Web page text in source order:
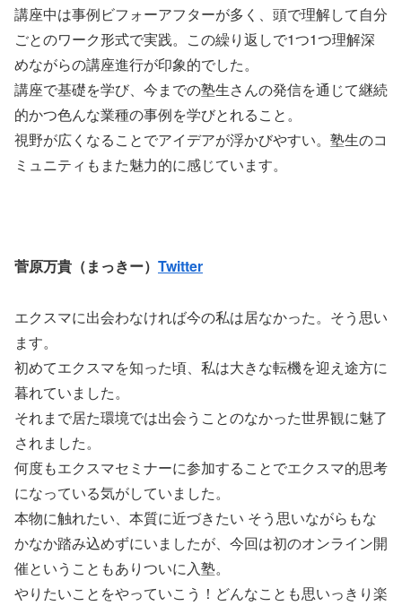
講座中は事例ビフォーアフターが多く、頭で理解して自分
ごとのワーク形式で実践。この繰り返しで1つ1つ理解深
めながらの講座進行が印象的でした。
講座で基礎を学び、今までの塾生さんの発信を通じて継続
的かつ色んな業種の事例を学びとれること。
視野が広くなることでアイデアが浮かびやすい。塾生のコ
ミュニティもまた魅力的に感じています。
菅原万貴（まっきー） Twitter
エクスマに出会わなければ今の私は居なかった。そう思い
ます。
初めてエクスマを知った頃、私は大きな転機を迎え途方に
暮れていました。
それまで居た環境では出会うことのなかった世界観に魅了
されました。
何度もエクスマセミナーに参加することでエクスマ的思考
になっている気がしていました。
本物に触れたい、本質に近づきたい そう思いながらもな
かなか踏み込めずにいましたが、今回は初のオンライン開
催ということもありついに入塾。
やりたいことをやっていこう！どんなことも思いっきり楽